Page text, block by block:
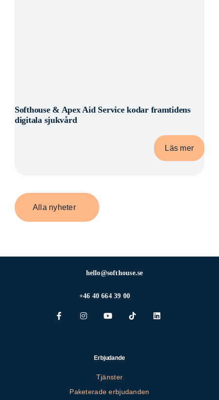
Softhouse & Apex Aid Service kodar framtidens
digitala sjukvård
Läs mer
Alla nyheter
hello@softhouse.se
+46 40 664 39 00
Erbjudande
Tjänster
Paketerade erbjudanden